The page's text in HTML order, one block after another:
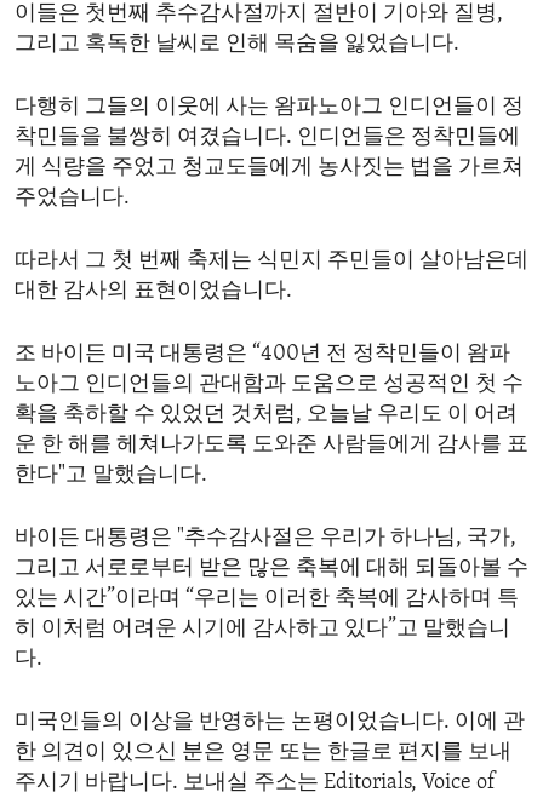
이들은 첫번째 추수감사절까지 절반이 기아와 질병,
그리고 혹독한 날씨로 인해 목숨을 잃었습니다.
다행히 그들의 이웃에 사는 왐파노아그 인디언들이 정
착민들을 불쌍히 여겼습니다. 인디언들은 정착민들에
게 식량을 주었고 청교도들에게 농사짓는 법을 가르쳐
주었습니다.
따라서 그 첫 번째 축제는 식민지 주민들이 살아남은데
대한 감사의 표현이었습니다.
조 바이든 미국 대통령은 “400년 전 정착민들이 왐파
노아그 인디언들의 관대함과 도움으로 성공적인 첫 수
확을 축하할 수 있었던 것처럼, 오늘날 우리도 이 어려
운 한 해를 헤쳐나가도록 도와준 사람들에게 감사를 표
한다"고 말했습니다.
바이든 대통령은 "추수감사절은 우리가 하나님, 국가,
그리고 서로로부터 받은 많은 축복에 대해 되돌아볼 수
있는 시간”이라며 “우리는 이러한 축복에 감사하며 특
히 이처럼 어려운 시기에 감사하고 있다”고 말했습니
다.
미국인들의 이상을 반영하는 논평이었습니다. 이에 관
한 의견이 있으신 분은 영문 또는 한글로 편지를 보내
주시기 바랍니다. 보내실 주소는 Editorials, Voice of